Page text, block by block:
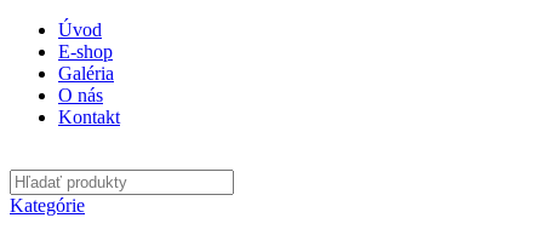
Úvod
E-shop
Galéria
O nás
Kontakt
Kategórie